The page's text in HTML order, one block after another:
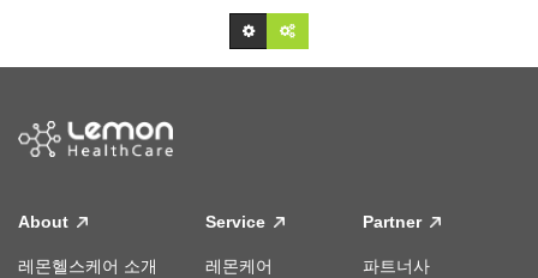
About
레몬헬스케어 소개
Service
레몬케어
Partner
파트너사